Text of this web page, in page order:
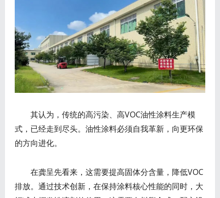
其认为，传统的高污染、高VOC油性涂料生产模
式，已经走到尽头。油性涂料必须自我革新，向更环保
的方向进化。
在龚呈先看来，这需要提高固体分含量，降低VOC
排放。通过技术创新，在保持涂料核心性能的同时，大